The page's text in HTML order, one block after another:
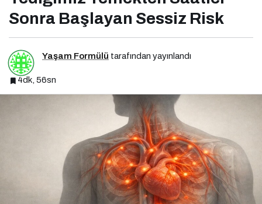
Sonra Başlayan Sessiz Risk
Yaşam Formülü tarafından yayınlandı
4dk, 56sn